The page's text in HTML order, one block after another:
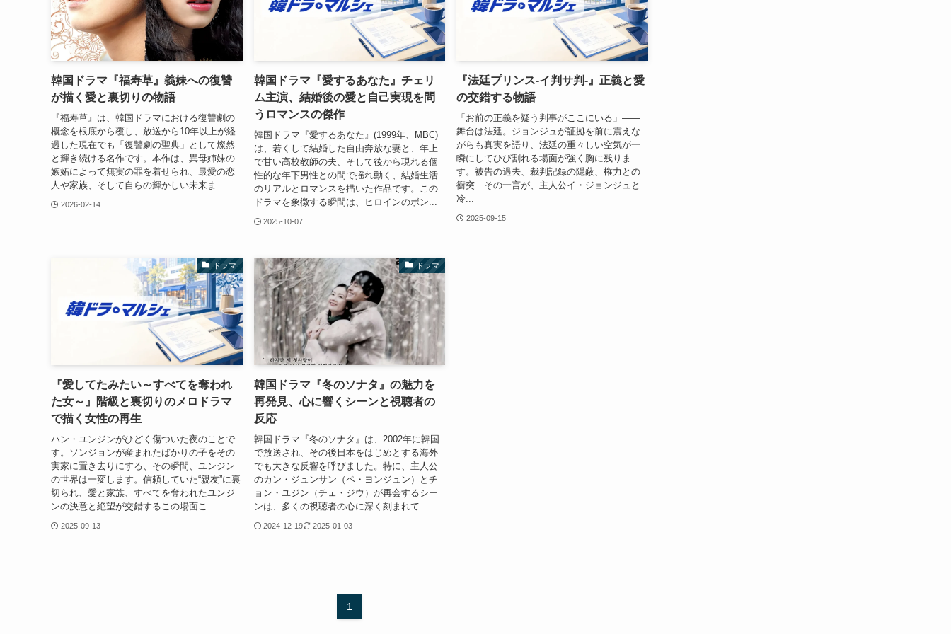
韓国ドラマ『福寿草』義妹への復讐
が描く愛と裏切りの物語
『福寿草』は、韓国ドラマにおける復讐劇の
概念を根底から覆し、放送から10年以上が経
過した現在でも「復讐劇の聖典」として燦然
と輝き続ける名作です。本作は、異母姉妹の
嫉妬によって無実の罪を着せられ、最愛の恋
人や家族、そして自らの輝かしい未来ま...
2026-02-14
韓国ドラマ『愛するあなた』チェリ
ム主演、結婚後の愛と自己実現を問
うロマンスの傑作
韓国ドラマ『愛するあなた』(1999年、MBC)
は、若くして結婚した自由奔放な妻と、年上
で甘い高校教師の夫、そして後から現れる個
性的な年下男性との間で揺れ動く、結婚生活
のリアルとロマンスを描いた作品です。この
ドラマを象徴する瞬間は、ヒロインのボン...
2025-10-07
『法廷プリンス-イ判サ判-』正義と愛
の交錯する物語
「お前の正義を疑う判事がここにいる」――
舞台は法廷。ジョンジュが証拠を前に震えな
がらも真実を語り、法廷の重々しい空気が一
瞬にしてひび割れる場面が強く胸に残りま
す。被告の過去、裁判記録の隠蔽、権力との
衝突…その一言が、主人公イ・ジョンジュと
冷...
2025-09-15
ドラマ
『愛してたみたい～すべてを奪われ
た女～』階級と裏切りのメロドラマ
で描く女性の再生
ハン・ユンジンがひどく傷ついた夜のことで
す。ソンジョンが産まれたばかりの子をその
実家に置き去りにする、その瞬間、ユンジン
の世界は一変します。信頼していた“親友”に裏
切られ、愛と家族、すべてを奪われたユンジ
ンの決意と絶望が交錯するこの場面こ...
2025-09-13
ドラマ
韓国ドラマ『冬のソナタ』の魅力を
再発見、心に響くシーンと視聴者の
反応
韓国ドラマ『冬のソナタ』は、2002年に韓国
で放送され、その後日本をはじめとする海外
でも大きな反響を呼びました。特に、主人公
のカン・ジュンサン（ペ・ヨンジュン）とチ
ョン・ユジン（チェ・ジウ）が再会するシー
ンは、多くの視聴者の心に深く刻まれて...
2024-12-19 2025-01-03
1